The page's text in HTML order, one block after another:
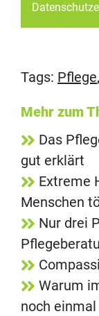
Tags: Pflege,
Mehr zum
Das
gut erklärt
Extreme
Menschen
Nur drei
Warum
noch